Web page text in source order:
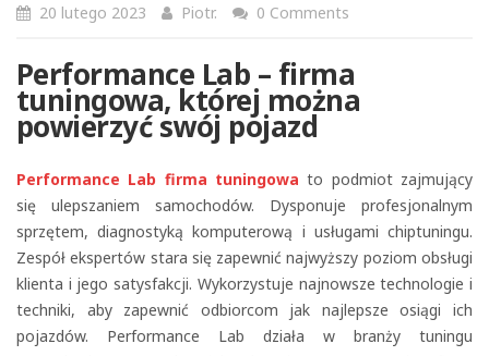
20 lutego 2023 Piotr. 0 Comments
Performance Lab – firma
tuningowa, której można
powierzyć swój pojazd
Performance Lab firma tuningowa to podmiot zajmujący
się ulepszaniem samochodów. Dysponuje profesjonalnym
sprzętem, diagnostyką komputerową i usługami chiptuningu.
Zespół ekspertów stara się zapewnić najwyższy poziom obsługi
klienta i jego satysfakcji. Wykorzystuje najnowsze technologie i
techniki, aby zapewnić odbiorcom jak najlepsze osiągi ich
pojazdów. Performance Lab działa w branży tuningu